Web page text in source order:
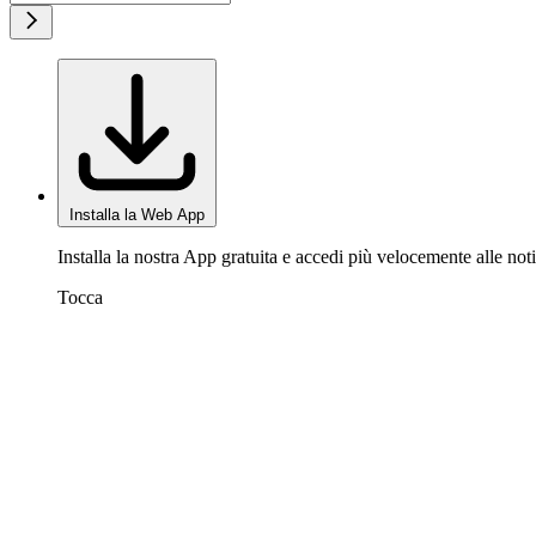
Installa la Web App
Installa la nostra App gratuita e accedi più velocemente alle
Tocca